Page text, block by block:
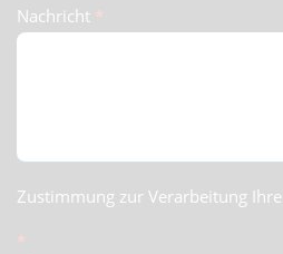
Nachricht *
Zustimmung zur Verarbeitung
*